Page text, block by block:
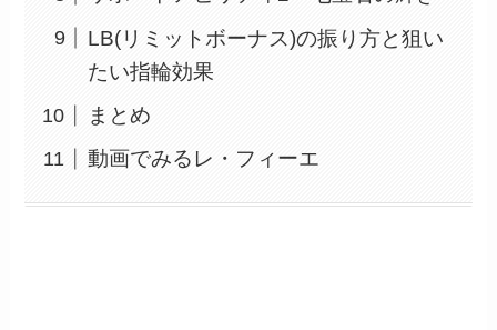
LB(リミットボーナス)の振り方と狙い
たい指輪効果
まとめ
動画でみるレ・フィーエ